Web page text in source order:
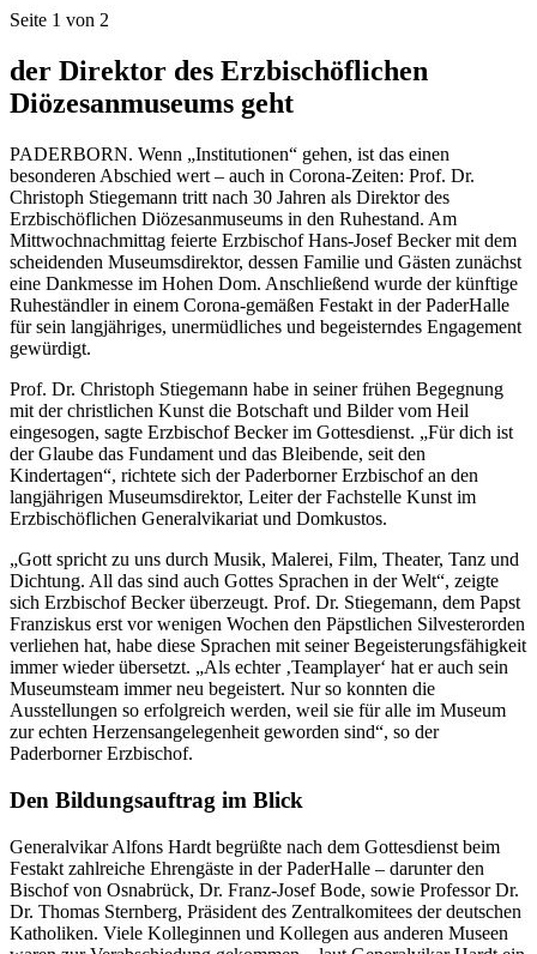
Seite 1 von 2
der Direktor des Erzbischöflichen
Diözesanmuseums geht
PADERBORN. Wenn „Institutionen“ gehen, ist das einen
besonderen Abschied wert – auch in Corona-Zeiten: Prof. Dr.
Christoph Stiegemann tritt nach 30 Jahren als Direktor des
Erzbischöflichen Diözesanmuseums in den Ruhestand. Am
Mittwochnachmittag feierte Erzbischof Hans-Josef Becker mit dem
scheidenden Museumsdirektor, dessen Familie und Gästen zunächst
eine Dankmesse im Hohen Dom. Anschließend wurde der künftige
Ruheständler in einem Corona-gemäßen Festakt in der PaderHalle
für sein langjähriges, unermüdliches und begeisterndes Engagement
gewürdigt.
Prof. Dr. Christoph Stiegemann habe in seiner frühen Begegnung
mit der christlichen Kunst die Botschaft und Bilder vom Heil
eingesogen, sagte Erzbischof Becker im Gottesdienst. „Für dich ist
der Glaube das Fundament und das Bleibende, seit den
Kindertagen“, richtete sich der Paderborner Erzbischof an den
langjährigen Museumsdirektor, Leiter der Fachstelle Kunst im
Erzbischöflichen Generalvikariat und Domkustos.
„Gott spricht zu uns durch Musik, Malerei, Film, Theater, Tanz und
Dichtung. All das sind auch Gottes Sprachen in der Welt“, zeigte
sich Erzbischof Becker überzeugt. Prof. Dr. Stiegemann, dem Papst
Franziskus erst vor wenigen Wochen den Päpstlichen Silvesterorden
verliehen hat, habe diese Sprachen mit seiner Begeisterungsfähigkeit
immer wieder übersetzt. „Als echter ‚Teamplayer‘ hat er auch sein
Museumsteam immer neu begeistert. Nur so konnten die
Ausstellungen so erfolgreich werden, weil sie für alle im Museum
zur echten Herzensangelegenheit geworden sind“, so der
Paderborner Erzbischof.
Den Bildungsauftrag im Blick
Generalvikar Alfons Hardt begrüßte nach dem Gottesdienst beim
Festakt zahlreiche Ehrengäste in der PaderHalle – darunter den
Bischof von Osnabrück, Dr. Franz-Josef Bode, sowie Professor Dr.
Dr. Thomas Sternberg, Präsident des Zentralkomitees der deutschen
Katholiken. Viele Kolleginnen und Kollegen aus anderen Museen